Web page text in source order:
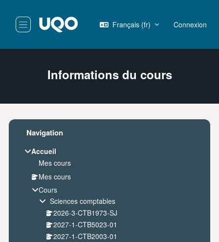
Panneau latéral
Français ‎(fr)‎ Connexion
Informations du cours
Blocs
Passer Navigation
Navigation
Accueil
Mes cours
Mes cours
Cours
Sciences comptables
2026-3-CTB1973-SJ
2027-1-CTB5023-01
2027-1-CTB2003-01